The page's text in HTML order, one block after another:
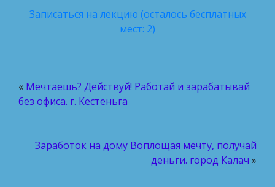
Записаться на лекцию (осталось бесплатных
мест: 2)
« Мечтаешь? Действуй! Работай и зарабатывай
без офиса. г. Кестеньга
Заработок на дому Воплощая мечту, получай
деньги. город Калач »